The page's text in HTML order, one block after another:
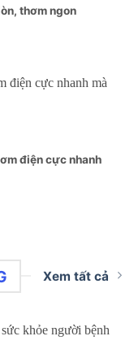
thơm ngon
điện cực nhanh
Xem tất cả